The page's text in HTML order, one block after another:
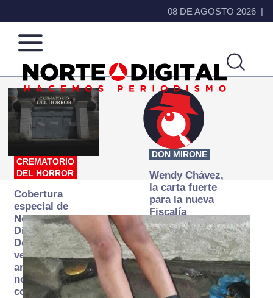
08 DE AGOSTO 2026
Norte
de
Ciudad
Más
que
noticias,
hacemos periodismo
CREMATORIO
DEL HORROR
Cobertura
especial de
Norte
Digital:
Donde la
verdad
arde… pero
no se
consume
DON MIRONE
Wendy Chávez,
la carta fuerte
para la nueva
Fiscalía
autónoma